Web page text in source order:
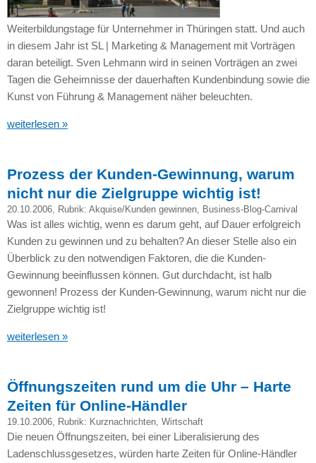
Weiterbildungstage für Unternehmer in Thüringen statt. Und auch
in diesem Jahr ist SL | Marketing & Management mit Vorträgen
daran beteiligt. Sven Lehmann wird in seinen Vorträgen an zwei
Tagen die Geheimnisse der dauerhaften Kundenbindung sowie die
Kunst von Führung & Management näher beleuchten.
weiterlesen »
Prozess der Kunden-Gewinnung, warum
nicht nur die Zielgruppe wichtig ist!
20.10.2006, Rubrik: Akquise/Kunden gewinnen, Business-Blog-Carnival
Was ist alles wichtig, wenn es darum geht, auf Dauer erfolgreich
Kunden zu gewinnen und zu behalten? An dieser Stelle also ein
Überblick zu den notwendigen Faktoren, die die Kunden-
Gewinnung beeinflussen können. Gut durchdacht, ist halb
gewonnen! Prozess der Kunden-Gewinnung, warum nicht nur die
Zielgruppe wichtig ist!
weiterlesen »
Öffnungszeiten rund um die Uhr – Harte
Zeiten für Online-Händler
19.10.2006, Rubrik: Kurznachrichten, Wirtschaft
Die neuen Öffnungszeiten, bei einer Liberalisierung des
Ladenschlussgesetzes, würden harte Zeiten für Online-Händler